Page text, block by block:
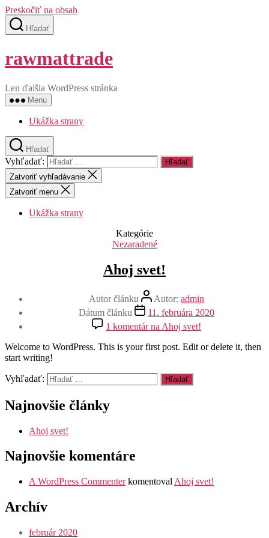
Preskočiť na obsah
Hľadať
rawmattrade
Len ďalšia WordPress stránka
Menu
Ukážka strany
Hľadať
Vyhľadať:
Zatvoriť vyhľadávanie
Zatvoriť menu
Ukážka strany
Kategórie
Nezaradené
Ahoj svet!
Autor článku Autor: admin
Dátum článku
11. februára 2020
1 komentárna Ahoj svet!
Welcome to WordPress. This is your first post. Edit or delete it, then
start writing!
Vyhľadať:
Najnovšie články
Ahoj svet!
Najnovšie komentáre
A WordPress Commenterkomentoval Ahoj svet!
Archív
február 2020